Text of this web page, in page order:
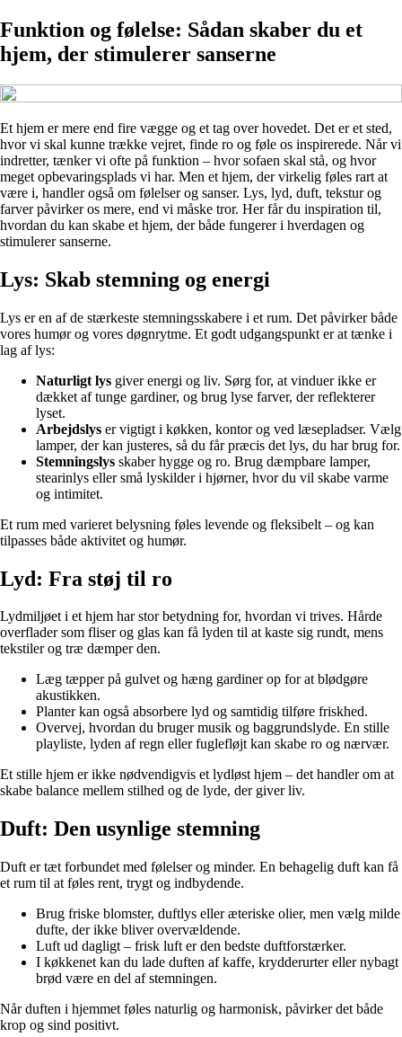
Funktion og følelse: Sådan skaber du et
hjem, der stimulerer sanserne
Et hjem er mere end fire vægge og et tag over hovedet. Det er et sted,
hvor vi skal kunne trække vejret, finde ro og føle os inspirerede. Når vi
indretter, tænker vi ofte på funktion – hvor sofaen skal stå, og hvor
meget opbevaringsplads vi har. Men et hjem, der virkelig føles rart at
være i, handler også om følelser og sanser. Lys, lyd, duft, tekstur og
farver påvirker os mere, end vi måske tror. Her får du inspiration til,
hvordan du kan skabe et hjem, der både fungerer i hverdagen og
stimulerer sanserne.
Lys: Skab stemning og energi
Lys er en af de stærkeste stemningsskabere i et rum. Det påvirker både
vores humør og vores døgnrytme. Et godt udgangspunkt er at tænke i
lag af lys:
Naturligt lys giver energi og liv. Sørg for, at vinduer ikke er
dækket af tunge gardiner, og brug lyse farver, der reflekterer
lyset.
Arbejdslys er vigtigt i køkken, kontor og ved læsepladser. Vælg
lamper, der kan justeres, så du får præcis det lys, du har brug for.
Stemningslys skaber hygge og ro. Brug dæmpbare lamper,
stearinlys eller små lyskilder i hjørner, hvor du vil skabe varme
og intimitet.
Et rum med varieret belysning føles levende og fleksibelt – og kan
tilpasses både aktivitet og humør.
Lyd: Fra støj til ro
Lydmiljøet i et hjem har stor betydning for, hvordan vi trives. Hårde
overflader som fliser og glas kan få lyden til at kaste sig rundt, mens
tekstiler og træ dæmper den.
Læg tæpper på gulvet og hæng gardiner op for at blødgøre
akustikken.
Planter kan også absorbere lyd og samtidig tilføre friskhed.
Overvej, hvordan du bruger musik og baggrundslyde. En stille
playliste, lyden af regn eller fuglefløjt kan skabe ro og nærvær.
Et stille hjem er ikke nødvendigvis et lydløst hjem – det handler om at
skabe balance mellem stilhed og de lyde, der giver liv.
Duft: Den usynlige stemning
Duft er tæt forbundet med følelser og minder. En behagelig duft kan få
et rum til at føles rent, trygt og indbydende.
Brug friske blomster, duftlys eller æteriske olier, men vælg milde
dufte, der ikke bliver overvældende.
Luft ud dagligt – frisk luft er den bedste duftforstærker.
I køkkenet kan du lade duften af kaffe, krydderurter eller nybagt
brød være en del af stemningen.
Når duften i hjemmet føles naturlig og harmonisk, påvirker det både
krop og sind positivt.